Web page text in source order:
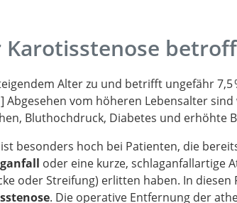
Alter zu und betrifft ungefähr 7,5
infarction: The
project.
Abgesehen vom höheren Lebensalter
Bluthochdruck, Diabetes und erhöhte
ist besonders hoch bei Patienten, die
oder eine kurze, schlaganfallartige
oder Streifung) erlitten haben. In diesen
. Die operative Entfernung der